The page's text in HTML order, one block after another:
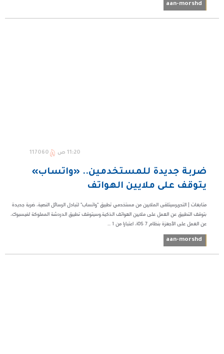
aan-morshd
11:20 ص 117060
ضربة جديدة للمستخدمين.. «واتساب»
يتوقف على ملايين الهواتف
متابعات | التحريرسيتلقى الملايين من مستخدمي تطبيق "واتساب" لتبادل الرسائل النصية، ضربة جديدة
بتوقف التطبيق عن العمل على ملايين الهواتف الذكية.وسيتوقف تطبيق الدردشة المملوكة لفيسبوك،
عن العمل على الأجهزة بنظام iOS 7، اعتبارا من 1 ...
aan-morshd